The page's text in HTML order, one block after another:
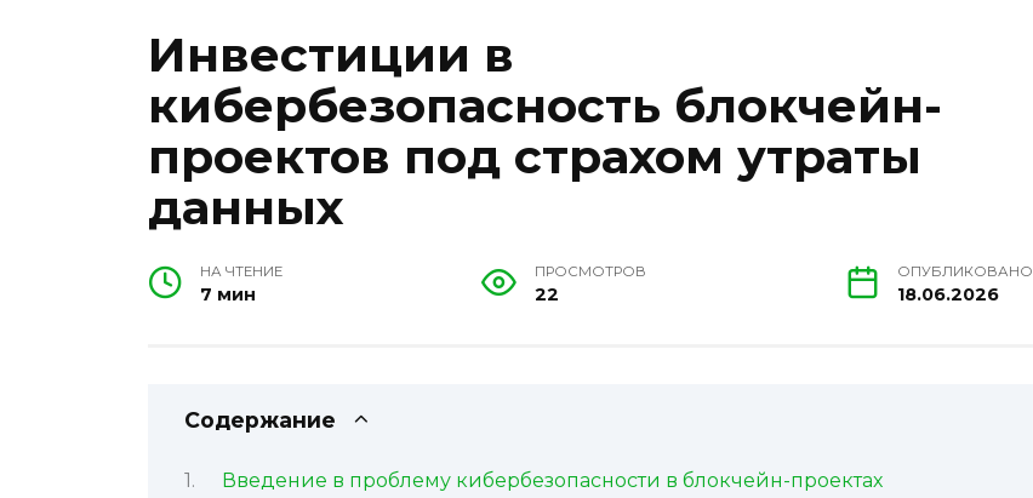
Инвестиции в
кибербезопасность блокчейн-
проектов под страхом утраты
данных
НА ЧТЕНИЕ
7 мин
ПРОСМОТРОВ
22
ОПУБЛИКОВАНО
18.06.2026
Содержание
Введение в проблему кибербезопасности в блокчейн-проектах